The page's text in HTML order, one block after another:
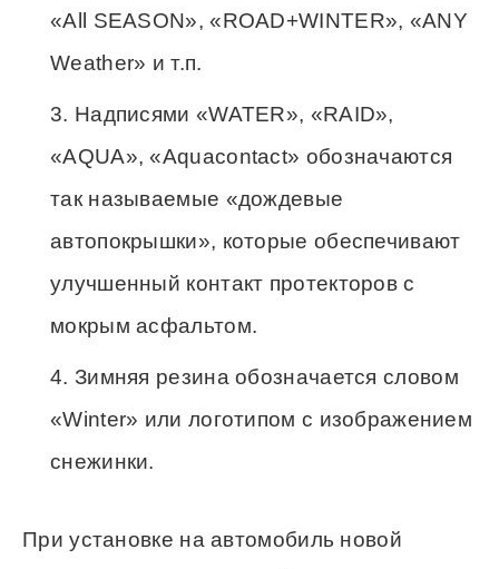
«All SEASON», «ROAD+WINTER», «ANY
Weather» и т.п.
Надписями «WATER», «RAID»,
«AQUA», «Aquacontact» обозначаются
так называемые «дождевые
автопокрышки», которые обеспечивают
улучшенный контакт протекторов с
мокрым асфальтом.
Зимняя резина обозначается словом
«Winter» или логотипом с изображением
снежинки.
При установке на автомобиль новой